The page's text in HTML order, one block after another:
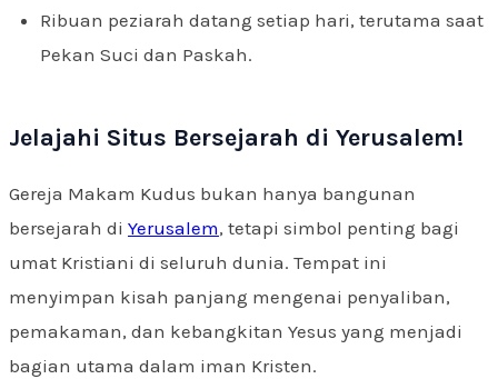
Ribuan peziarah datang setiap hari, terutama saat
Pekan Suci dan Paskah.
Jelajahi Situs Bersejarah di Yerusalem!
Gereja Makam Kudus bukan hanya bangunan
bersejarah di Yerusalem, tetapi simbol penting bagi
umat Kristiani di seluruh dunia. Tempat ini
menyimpan kisah panjang mengenai penyaliban,
pemakaman, dan kebangkitan Yesus yang menjadi
bagian utama dalam iman Kristen.